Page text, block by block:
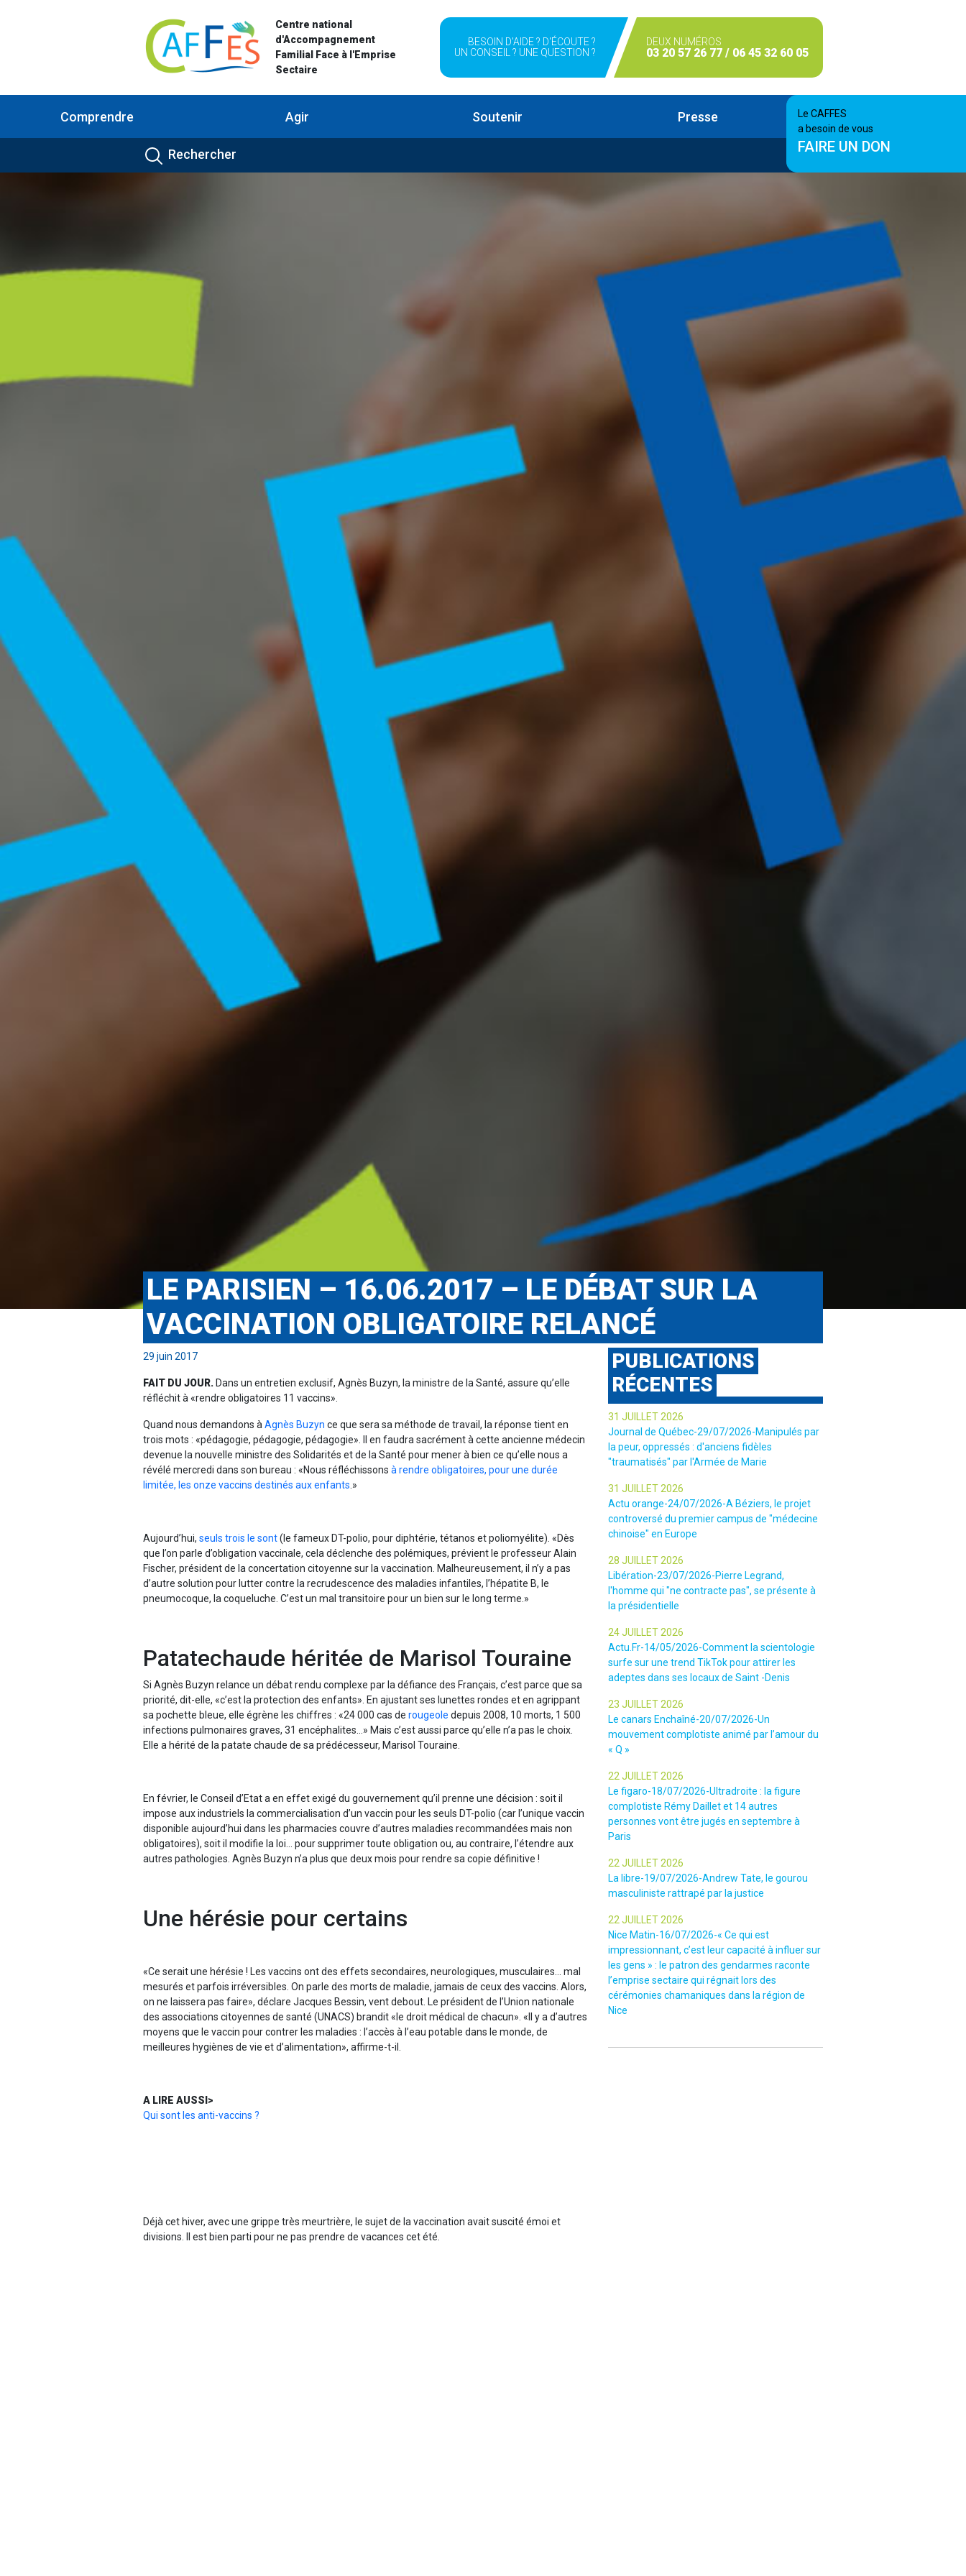
Centre national
d'Accompagnement
Familial Face à l'Emprise
Sectaire
BESOIN D'AIDE ? D'ÉCOUTE ?
UN CONSEIL ? UNE QUESTION ?
DEUX NUMÉROS
03 20 57 26 77 / 06 45 32 60 05
Comprendre Agir Soutenir Presse
Le CAFFES
a besoin de vous
FAIRE UN DON
LE PARISIEN – 16.06.2017 – LE DÉBAT SUR LA
VACCINATION OBLIGATOIRE RELANCÉ
29 juin 2017
FAIT DU JOUR. Dans un entretien exclusif, Agnès Buzyn, la ministre de la Santé, assure qu’elle
réfléchit à «rendre obligatoires 11 vaccins».
Quand nous demandons àAgnès Buzyn ce que sera sa méthode de travail, la réponse tient en
trois mots : «pédagogie, pédagogie, pédagogie». Il en faudra sacrément à cette ancienne médecin
devenue la nouvelle ministre des Solidarités et de la Santé pour mener à bien ce qu’elle nous a
révélé mercredi dans son bureau : «Nous réfléchissons à rendre obligatoires, pour une durée
limitée, les onze vaccins destinés aux enfants.»
Aujourd’hui, seuls trois le sont(le fameux DT-polio, pour diphtérie, tétanos et poliomyélite). «Dès
que l’on parle d’obligation vaccinale, cela déclenche des polémiques, prévient le professeur Alain
Fischer, président de la concertation citoyenne sur la vaccination. Malheureusement, il n’y a pas
d’autre solution pour lutter contre la recrudescence des maladies infantiles, l’hépatite B, le
pneumocoque, la coqueluche. C’est un mal transitoire pour un bien sur le long terme.»
Patatechaude héritée de Marisol Touraine
Si Agnès Buzyn relance un débat rendu complexe par la défiance des Français, c’est parce que sa
priorité, dit-elle, «c’est la protection des enfants». En ajustant ses lunettes rondes et en agrippant
sa pochette bleue, elle égrène les chiffres : «24 000 cas de rougeole depuis 2008, 10 morts, 1 500
infections pulmonaires graves, 31 encéphalites…» Mais c’est aussi parce qu’elle n’a pas le choix.
Elle a hérité de la patate chaude de sa prédécesseur, Marisol Touraine.
En février, le Conseil d’Etat a en effet exigé du gouvernement qu’il prenne une décision : soit il
impose aux industriels la commercialisation d’un vaccin pour les seuls DT-polio (car l’unique vaccin
disponible aujourd’hui dans les pharmacies couvre d’autres maladies recommandées mais non
obligatoires), soit il modifie la loi… pour supprimer toute obligation ou, au contraire, l’étendre aux
autres pathologies. Agnès Buzyn n’a plus que deux mois pour rendre sa copie définitive !
Une hérésie pour certains
«Ce serait une hérésie ! Les vaccins ont des effets secondaires, neurologiques, musculaires… mal
mesurés et parfois irréversibles. On parle des morts de maladie, jamais de ceux des vaccins. Alors,
on ne laissera pas faire», déclare Jacques Bessin, vent debout. Le président de l’Union nationale
des associations citoyennes de santé (UNACS) brandit «le droit médical de chacun». «Il y a d’autres
moyens que le vaccin pour contrer les maladies : l’accès à l’eau potable dans le monde, de
meilleures hygiènes de vie et d’alimentation», affirme-t-il.
A LIRE AUSSI>
Qui sont les anti-vaccins ?
Déjà cet hiver, avec une grippe très meurtrière, le sujet de la vaccination avait suscité émoi et
divisions. Il est bien parti pour ne pas prendre de vacances cet été.
PUBLICATIONS
RÉCENTES
31 JUILLET 2026
Journal de Québec-29/07/2026-Manipulés par
la peur, oppressés : d'anciens fidèles
"traumatisés" par l'Armée de Marie
31 JUILLET 2026
Actu orange-24/07/2026-A Béziers, le projet
controversé du premier campus de "médecine
chinoise" en Europe
28 JUILLET 2026
Libération-23/07/2026-Pierre Legrand,
l'homme qui "ne contracte pas", se présente à
la présidentielle
24 JUILLET 2026
Actu.Fr-14/05/2026-Comment la scientologie
surfe sur une trend TikTok pour attirer les
adeptes dans ses locaux de Saint -Denis
23 JUILLET 2026
Le canars Enchaîné-20/07/2026-Un
mouvement complotiste animé par l’amour du
« Q »
22 JUILLET 2026
Le figaro-18/07/2026-Ultradroite : la figure
complotiste Rémy Daillet et 14 autres
personnes vont être jugés en septembre à
Paris
22 JUILLET 2026
La libre-19/07/2026-Andrew Tate, le gourou
masculiniste rattrapé par la justice
22 JUILLET 2026
Nice Matin-16/07/2026-« Ce qui est
impressionnant, c’est leur capacité à influer sur
les gens » : le patron des gendarmes raconte
l’emprise sectaire qui régnait lors des
cérémonies chamaniques dans la région de
Nice